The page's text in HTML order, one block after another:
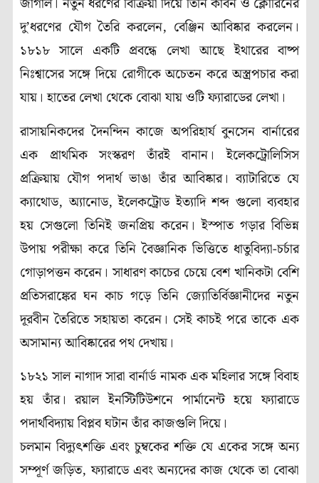
জাগাল। নতুন ধরণের বিক্রিয়া দিয়ে তিনি কার্বন ও ক্লোরিনের
দু’ধরণের যৌগ তৈরি করলেন, বেঞ্জিন আবিষ্কার করলেন।
১৮১৮ সালে একটি প্রবন্ধে লেখা আছে ইথারের বাষ্প
নিঃশ্বাসের সঙ্গে দিয়ে রোগীকে অচেতন করে অস্ত্রপচার করা
যায়। হাতের লেখা থেকে বোঝা যায় ওটি ফ্যারাডের লেখা।
রাসায়নিকদের দৈনন্দিন কাজে অপরিহার্য বুনসেন বার্নারের
এক প্রাথমিক সংস্করণ তাঁরই বানান। ইলেকট্রোলিসিস
প্রক্রিয়ায় যৌগ পদার্থ ভাঙা তাঁর আবিষ্কার। ব্যাটারিতে যে
ক্যাথোড, অ্যানোড, ইলেকট্রোড ইত্যাদি শব্দ গুলো ব্যবহার
হয় সেগুলো তিনিই জনপ্রিয় করেন। ইস্পাত গড়ার বিভিন্ন
উপায় পরীক্ষা করে তিনি বৈজ্ঞানিক ভিত্তিতে ধাতুবিদ্যা-চর্চার
গোড়াপত্তন করেন। সাধারণ কাচের চেয়ে বেশ খানিকটা বেশি
প্রতিসরাঙ্কের ঘন কাচ গড়ে তিনি জ্যোতির্বিজ্ঞানীদের নতুন
দূরবীন তৈরিতে সহায়তা করেন। সেই কাচই পরে তাকে এক
অসামান্য আবিষ্কারের পথ দেখায়।
১৮২১ সাল নাগাদ সারা বার্নার্ড নামক এক মহিলার সঙ্গে বিবাহ
হয় তাঁর। রয়াল ইনস্টিটিউশনে পার্মানেন্ট হয়ে ফ্যারাডে
পদার্থবিদ্যায় বিপ্লব ঘটান তাঁর কাজগুলি দিয়ে।
চলমান বিদ্যুৎশক্তি এবং চুম্বকের শক্তি যে একের সঙ্গে অন্য
সম্পূর্ণ জড়িত, ফ্যারাডে এবং অন্যদের কাজ থেকে তা বোঝা